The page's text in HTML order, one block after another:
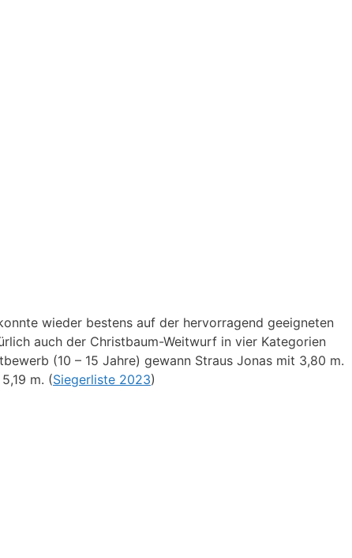
wieder bestens auf der hervorragend geeigneten
auch der Christbaum-Weitwurf in vier Kategorien
(10 – 15 Jahre) gewann Straus Jonas mit 3,80 m.
m. (Siegerliste 2023)